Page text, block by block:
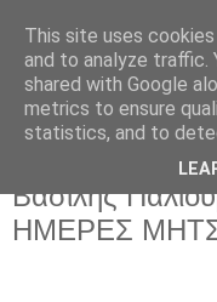
Τρίτη 14 Μαρτίου
Βασίλης
ΗΜΕΡΕΣ
This site uses
and to analyze traffic.
shared with Google
metrics to ensure
statistics, and to